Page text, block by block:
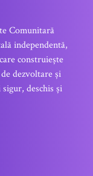
Comunitară
independentă,
construiește
dezvoltare și
deschis și